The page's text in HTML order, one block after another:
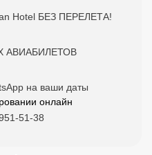
Hotel БЕЗ ПЕРЕЛЕТА!
АВИАБИЛЕТОВ
на ваши даты
онлайн
51-38